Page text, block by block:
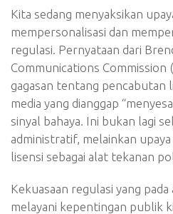
Kita sedang menyaksikan
mempersonalisasi dan
regulasi. Pernyataan dari
Communications Commission
gagasan tentang pencabutan
media yang dianggap
sinyal bahaya. Ini bukan lagi
administratif, melainkan
lisensi sebagai alat tekanan
Kekuasaan regulasi yang
melayani kepentingan publik